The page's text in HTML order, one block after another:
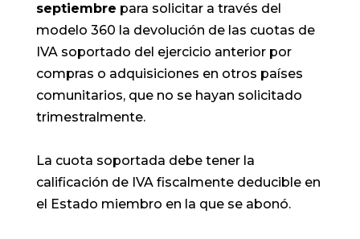
septiembre para solicitar a través del
modelo 360 la devolución de las cuotas de
IVA soportado del ejercicio anterior por
compras o adquisiciones en otros países
comunitarios, que no se hayan solicitado
trimestralmente.
La cuota soportada debe tener la
calificación de IVA fiscalmente deducible en
el Estado miembro en la que se abonó.